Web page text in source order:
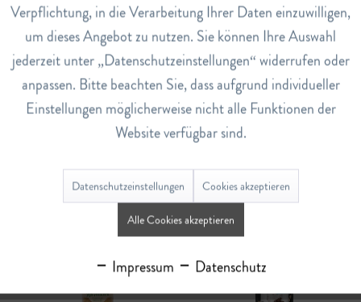
Bio Soja Vollkorn Spaghetti
CHF 4.50
In den Warenkorb
Bio Soja Vollkorn Maccaroni
CHF 4.80
Verpflichtung, in die Verarbeitung Ihrer Daten einzuwilligen,
um dieses Angebot zu nutzen. Sie können Ihre Auswahl
jederzeit unter „Datenschutzeinstellungen“ widerrufen oder
anpassen. Bitte beachten Sie, dass aufgrund individueller
Einstellungen möglicherweise nicht alle Funktionen der
Website verfügbar sind.
Datenschutzeinstellungen Cookies akzeptieren
Alle Cookies akzeptieren
Impressum Datenschutz